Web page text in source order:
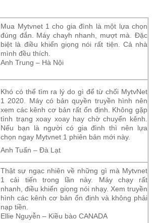
Mua Mytvnet 1 cho gia đình là một lựa chọn
đúng đắn. Máy chayh nhanh, mượt mà. Đặc
biệt là điều khiển giọng nói rất tiện. Cả nhà
mình đều thích.
Anh Trung – Hà Nội
Khó có thể tìm ra lý do gì để từ chối MytvNet
1 2020. Máy có bản quyền truyền hình nên
xem các kênh cơ bản rất ổn định. Không gặp
tình trạng xoay xoay hay chờ chuyển kênh.
Nếu bạn là người có gia đình thì nên lựa
chọn ngay Mytvnet 1 phiên bản mới này.
Anh Tuấn – Đà Lạt
Thật sự ngạc nhiên về những gì mà Mytvnet
1 cải tiến trong lần này. Máy chạy rất
nhanh, điều khiển giọng nói nhạy. Xem truyền
hình các kênh cơ bản ổn định và không phải
nạp tiền.
Ellie Nguyễn – Kiều bào CANADA